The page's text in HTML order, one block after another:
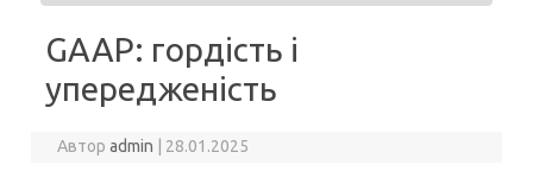
GAAP: гордість і
упередженість
Авторadmin 28.01.2025